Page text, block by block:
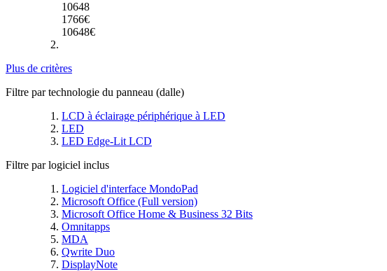
10648
1766€
10648€
Plus de critères
Filtre par technologie du panneau (dalle)
LCD à éclairage périphérique à LED
LED
LED Edge-Lit LCD
Filtre par logiciel inclus
Logiciel d'interface MondoPad
Microsoft Office (Full version)
Microsoft Office Home & Business 32 Bits
Omnitapps
MDA
Qwrite Duo
DisplayNote